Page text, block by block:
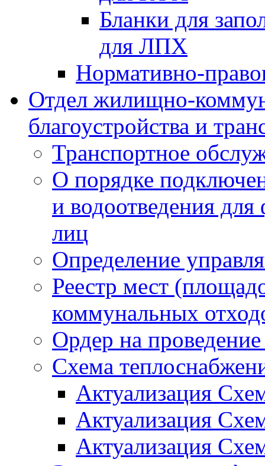
Бланки для
для ЛПХ
Нормативно-
Отдел жилищно-
благоустройства и
Транспортное
О порядке
и водоотведения
лиц
Определение
Реестр мест
коммунальных
Ордер на
Схема
Актуализация
Актуализация
Актуализация